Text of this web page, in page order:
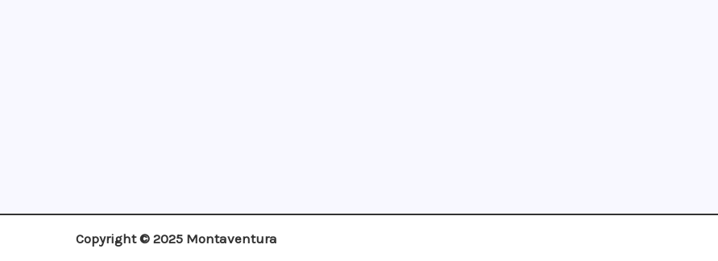
Copyright © 2025 Montaventura